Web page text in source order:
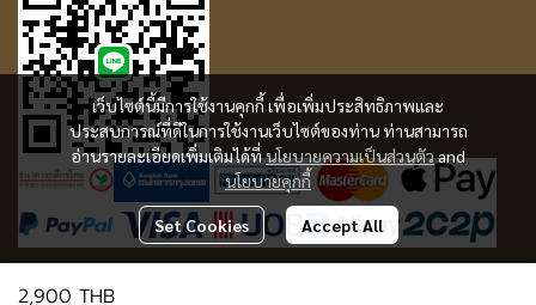
2,900 THB
เว็บไซต์นี้มีการใช้งานคุกกี้ เพื่อเพิ่มประสิทธิภาพและ
ประสบการณ์ที่ดีในการใช้งานเว็บไซต์ของท่าน ท่านสามารถ
อ่านรายละเอียดเพิ่มเติมได้ที่นโยบายความเป็นส่วนตัวand
นโยบายคุกกี้
Set Cookies Accept All